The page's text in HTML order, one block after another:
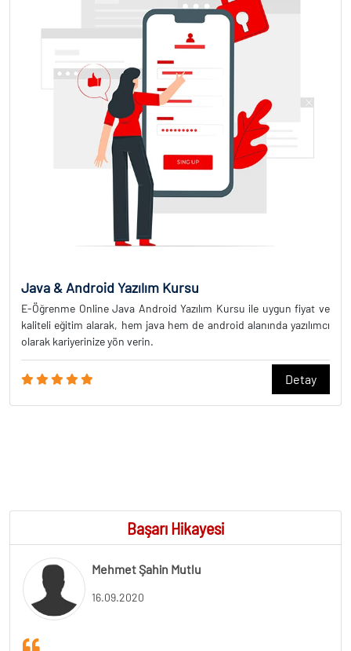
Java & Android Yazılım Kursu
E-Öğrenme Online Java Android Yazılım Kursu ile uygun fiyat ve
kaliteli eğitim alarak, hem java hem de android alanında yazılımcı
olarak kariyerinize yön verin.
Detay
Başarı Hikayesi
Mehmet Şahin Mutlu
16.09.2020